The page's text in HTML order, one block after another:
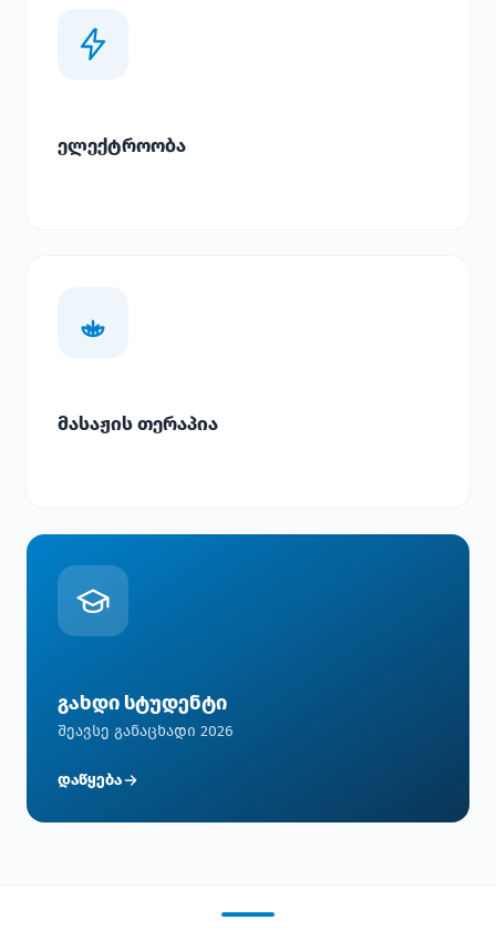
ელექტროობა
მასაჟის თერაპია
გახდი სტუდენტი
შეავსე განაცხადი 2026
დაწყება